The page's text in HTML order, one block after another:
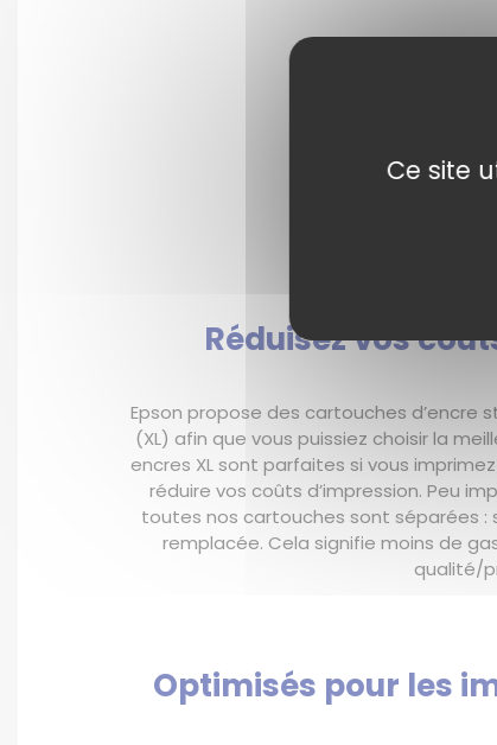
Réduisez vos
Epson propose des cartouches
(XL) afin que vous puissiez choisir la
encres XL sont parfaites si vous
réduire vos coûts d’impression. Peu
toutes nos cartouches sont séparées :
remplacée. Cela signifie moins de
qualité/
Optimisés pour les
Ce site